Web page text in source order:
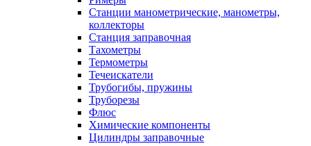
Станции манометрические, манометры,
коллекторы
Станция заправочная
Тахометры
Термометры
Течеискатели
Трубогибы, пружины
Труборезы
Флюс
Химические компоненты
Цилиндры заправочные